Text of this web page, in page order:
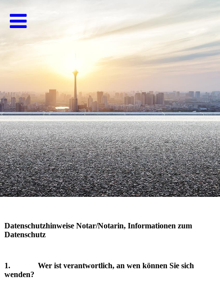
Datenschutzhinweise Notar/Notarin, Informationen zum
Datenschutz
1. Wer ist verantwortlich, an wen können Sie sich
wenden?